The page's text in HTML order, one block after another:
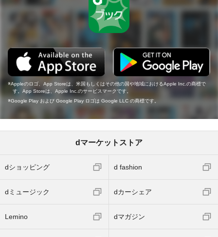
Appleのロゴ、App Storeは、米国もしくはその他の国や地域におけるApple Inc.の商標で
す。App Storeは、Apple Inc.のサービスマークです。
Google Play および Google Play ロゴは Google LLC の商標です。
dマーケットストア
dショッピング d fashion
dミュージック dカーシェア
Lemino dマガジン